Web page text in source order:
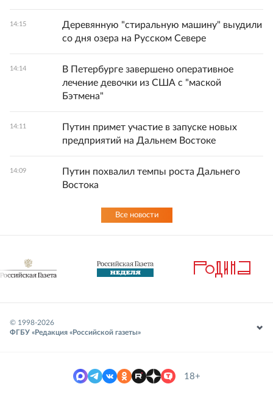
14:15
Деревянную "стиральную машину" выудили
со дня озера на Русском Севере
14:14
В Петербурге завершено оперативное
лечение девочки из США с "маской
Бэтмена"
14:11
Путин примет участие в запуске новых
предприятий на Дальнем Востоке
14:09
Путин похвалил темпы роста Дальнего
Востока
Все новости
© 1998-2026
ФГБУ «Редакция «Российской газеты»
18+